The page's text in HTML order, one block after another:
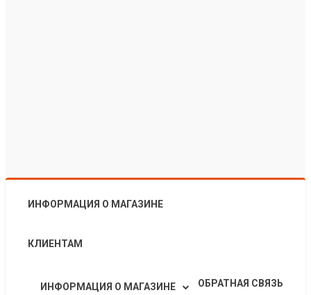
ИНФОРМАЦИЯ О МАГАЗИНЕ
КЛИЕНТАМ
ОБРАТНАЯ СВЯЗЬ
ИНФОРМАЦИЯ О МАГАЗИНЕ